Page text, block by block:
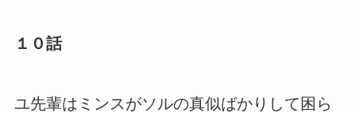
１０話
ユ先輩はミンスがソルの真似ばかりして困ら